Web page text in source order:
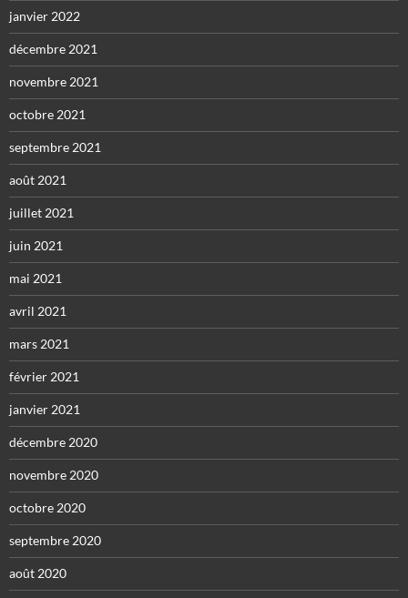
janvier 2022
décembre 2021
novembre 2021
octobre 2021
septembre 2021
août 2021
juillet 2021
juin 2021
mai 2021
avril 2021
mars 2021
février 2021
janvier 2021
décembre 2020
novembre 2020
octobre 2020
septembre 2020
août 2020